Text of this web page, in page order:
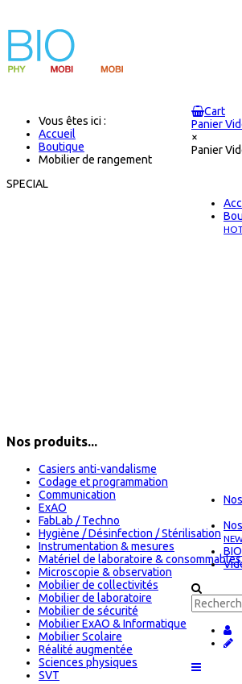
Cart
Panier
×
Panier
Vous êtes ici :
Accueil
Boutique
Mobilier de rangement
SPECIAL
Nos produits...
Casiers anti-vandalisme
Codage et programmation
Communication
ExAO
FabLab / Techno
Hygiène / Désinfection / Stérilisation
Instrumentation & mesures
Matériel de laboratoire & consommables
Microscopie & observation
Mobilier de collectivités
Mobilier de laboratoire
Mobilier de sécurité
Mobilier ExAO & Informatique
Mobilier Scolaire
Réalité augmentée
Sciences physiques
SVT